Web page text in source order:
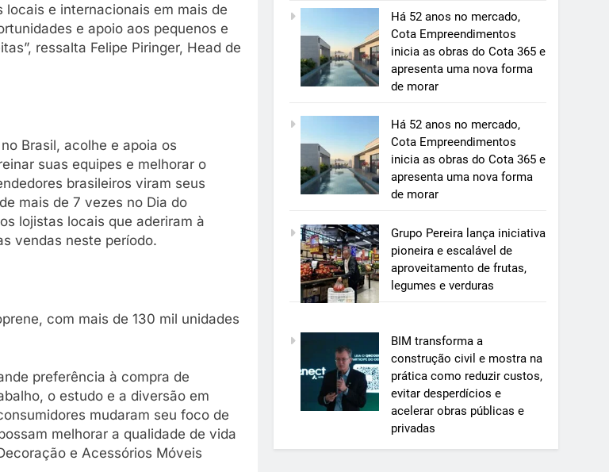
e internacionais em mais de
e apoio aos pequenos e
ressalta Felipe Piringer, Head de
Brasil, acolhe e apoia os
suas equipes e melhorar o
brasileiros viram seus
mais de 7 vezes no Dia do
lojistas locais que aderiram à
vendas neste período.
com mais de 130 mil unidades
preferência à compra de
o estudo e a diversão em
mudaram seu foco de
melhorar a qualidade de vida
e Acessórios Móveis
Há 52 anos no mercado,
Cota Empreendimentos
inicia as obras do Cota 365 e
apresenta uma nova forma
de morar
Há 52 anos no mercado,
Cota Empreendimentos
inicia as obras do Cota 365 e
apresenta uma nova forma
de morar
Grupo Pereira lança iniciativa
pioneira e escalável de
aproveitamento de frutas,
legumes e verduras
BIM transforma a
construção civil e mostra na
prática como reduzir custos,
evitar desperdícios e
acelerar obras públicas e
privadas